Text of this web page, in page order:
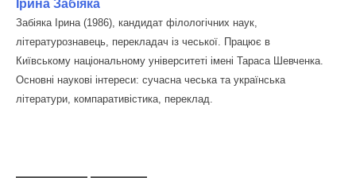
Ірина Забіяка
Забіяка Ірина (1986), кандидат філологічних наук,
літературознавець, перекладач із чеської. Працює в
Київському національному університеті імені Тараса Шевченка.
Основні наукові інтереси: сучасна чеська та українська
літератури, компаративістика, переклад.